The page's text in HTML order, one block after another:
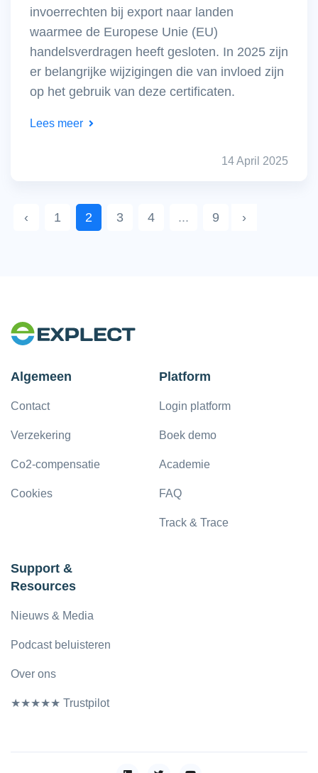
invoerrechten bij export naar landen
waarmee de Europese Unie (EU)
handelsverdragen heeft gesloten. In 2025 zijn
er belangrijke wijzigingen die van invloed zijn
op het gebruik van deze certificaten.​
Lees meer
14 April 2025
‹ 1 2 3 4 ... 9 ›
Algemeen
Contact
Verzekering
Co2-compensatie
Cookies
Platform
Login platform
Boek demo
Academie
FAQ
Track & Trace
Support &
Resources
Nieuws & Media
Podcast beluisteren
Over ons
★★★★★ Trustpilot